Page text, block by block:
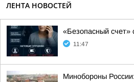
ЛЕНТА НОВОСТЕЙ
«Безопасный счет»
11:47
Минобороны